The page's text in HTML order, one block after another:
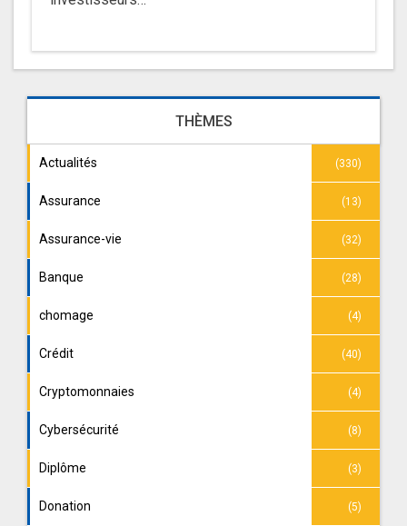
THÈMES
Actualités (330)
Assurance (13)
Assurance-vie (32)
Banque (28)
chomage (4)
Crédit (40)
Cryptomonnaies (4)
Cybersécurité (8)
Diplôme (3)
Donation (5)